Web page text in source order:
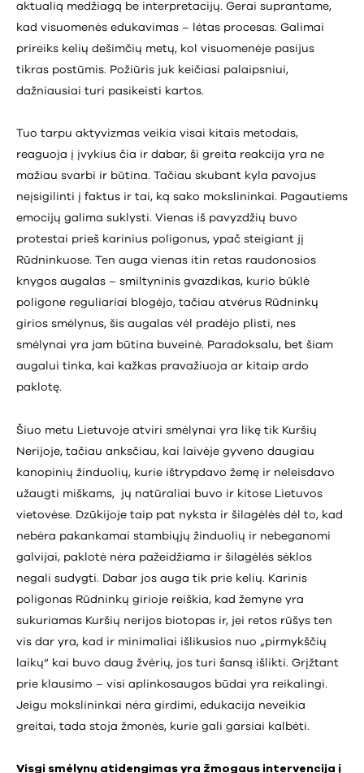
aktualią medžiagą be interpretacijų. Gerai suprantame,
kad visuomenės edukavimas – lėtas procesas. Galimai
prireiks kelių dešimčių metų, kol visuomenėje pasijus
tikras postūmis. Požiūris juk keičiasi palaipsniui,
dažniausiai turi pasikeisti kartos.
Tuo tarpu aktyvizmas veikia visai kitais metodais,
reaguoja į įvykius čia ir dabar, ši greita reakcija yra ne
mažiau svarbi ir būtina. Tačiau skubant kyla pavojus
neįsigilinti į faktus ir tai, ką sako mokslininkai. Pagautiems
emocijų galima suklysti. Vienas iš pavyzdžių buvo
protestai prieš karinius poligonus, ypač steigiant jį
Rūdninkuose. Ten auga vienas itin retas raudonosios
knygos augalas – smiltyninis gvazdikas, kurio būklė
poligone reguliariai blogėjo, tačiau atvėrus Rūdninkų
girios smėlynus, šis augalas vėl pradėjo plisti, nes
smėlynai yra jam būtina buveinė. Paradoksalu, bet šiam
augalui tinka, kai kažkas pravažiuoja ar kitaip ardo
paklotę.
Šiuo metu Lietuvoje atviri smėlynai yra likę tik Kuršių
Nerijoje, tačiau anksčiau, kai laivėje gyveno daugiau
kanopinių žinduolių, kurie ištrypdavo žemę ir neleisdavo
užaugti miškams, jų natūraliai buvo ir kitose Lietuvos
vietovėse. Dzūkijoje taip pat nyksta ir šilagėlės dėl to, kad
nebėra pakankamai stambiųjų žinduolių ir nebeganomi
galvijai, paklotė nėra pažeidžiama ir šilagėlės sėklos
negali sudygti. Dabar jos auga tik prie kelių. Karinis
poligonas Rūdninkų girioje reiškia, kad žemyne yra
sukuriamas Kuršių nerijos biotopas ir, jei retos rūšys ten
vis dar yra, kad ir minimaliai išlikusios nuo „pirmykščių
laikų“ kai buvo daug žvėrių, jos turi šansą išlikti. Grįžtant
prie klausimo – visi aplinkosaugos būdai yra reikalingi.
Jeigu mokslininkai nėra girdimi, edukacija neveikia
greitai, tada stoja žmonės, kurie gali garsiai kalbėti.
Visgi smėlynų atidengimas yra žmogaus intervencija į